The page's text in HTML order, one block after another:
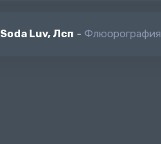
Soda Luv, Лсп - Флюорография